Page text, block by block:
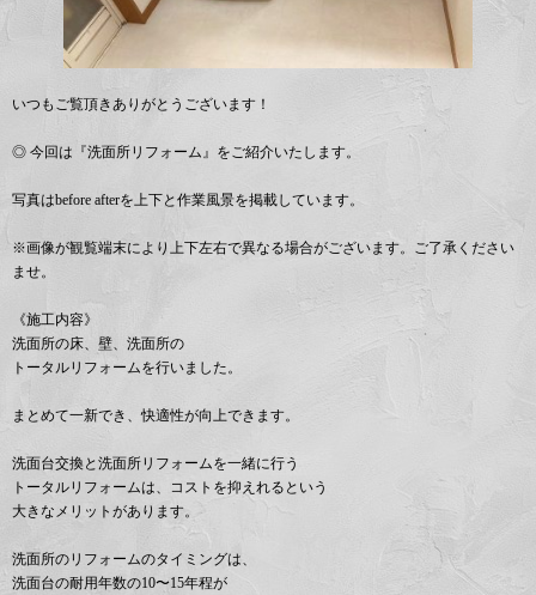
いつもご覧頂きありがとうございます！
◎ 今回は『洗面所リフォーム』をご紹介いたします。
写真はbefore afterを上下と作業風景を掲載しています。
※画像が観覧端末により上下左右で異なる場合がございます。ご了承ください
ませ。
《施工内容》
洗面所の床、壁、洗面所の
トータルリフォームを行いました。
まとめて一新でき、快適性が向上できます。
洗面台交換と洗面所リフォームを一緒に行う
トータルリフォームは、コストを抑えれるという
大きなメリットがあります。
洗面所のリフォームのタイミングは、
洗面台の耐用年数の10〜15年程が